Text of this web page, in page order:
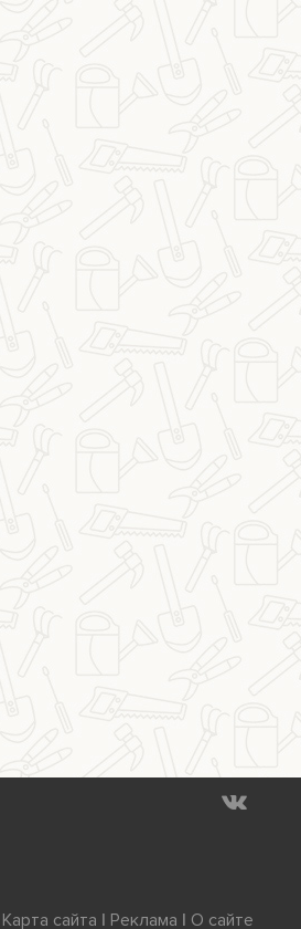
Карта сайта | Реклама | О сайте